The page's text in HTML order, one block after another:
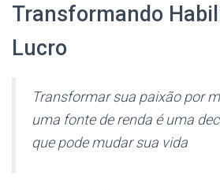
Transformando
Lucro
Transformar sua paixão por
uma fonte de renda é uma
que pode mudar sua vida